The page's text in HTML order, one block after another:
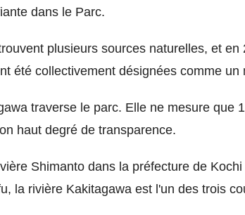
dans le Parc.
plusieurs sources naturelles, et
été collectivement désignées comme un
traverse le parc. Elle ne mesure que
haut degré de transparence.
Shimanto dans la préfecture de
la rivière Kakitagawa est l'un des trois